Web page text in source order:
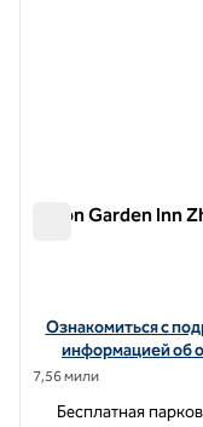
Hilton Garden Inn
Посмотреть
Ознакомиться с
информацией об
7,56 мили
Бесплатная